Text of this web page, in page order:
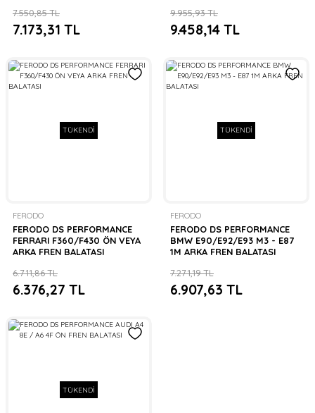
7.173,31 TL
7.550,85 TL
9.458,14 TL
9.955,93 TL
TÜKENDİ
FERODO
FERODO DS PERFORMANCE
FERRARI F360/F430 ÖN VEYA
ARKA FREN BALATASI
6.376,27 TL
6.711,86 TL
TÜKENDİ
FERODO
FERODO DS PERFORMANCE
BMW E90/E92/E93 M3 - E87
1M ARKA FREN BALATASI
6.907,63 TL
7.271,19 TL
TÜKENDİ